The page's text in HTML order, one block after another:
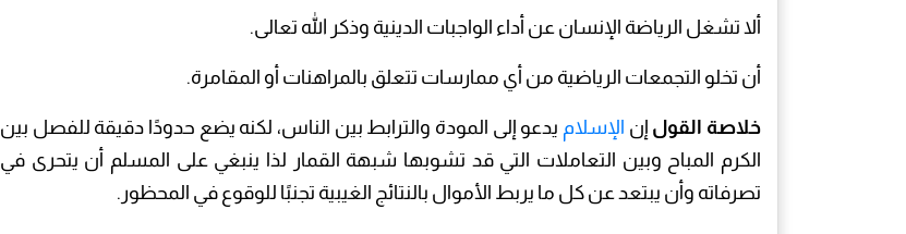
ألا تشغل الرياضة الإنسان عن أداء الواجبات الدينية وذكر الله تعالى.
أن تخلو التجمعات الرياضية من أي ممارسات تتعلق بالمراهنات أو المقامرة.
خلاصة القول إن الإسلام يدعو إلى المودة والترابط بين الناس، لكنه يضع حدودًا دقيقة للفصل بين
الكرم المباح وبين التعاملات التي قد تشوبها شبهة القمار لذا ينبغي على المسلم أن يتحرى في
تصرفاته وأن يبتعد عن كل ما يربط الأموال بالنتائج الغيبية تجنبًا للوقوع في المحظور.